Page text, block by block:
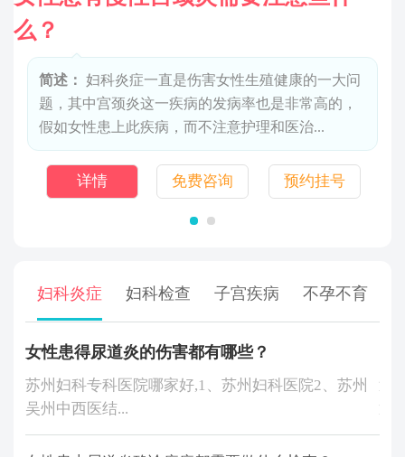
么？
简述： 妇科炎症一直是伤害女性生殖健康的一大问
题，其中宫颈炎这一疾病的发病率也是非常高的，
假如女性患上此疾病，而不注意护理和医治...
详情 免费咨询 预约挂号
妇科炎症 妇科检查 子宫疾病 不孕不育
女性患得尿道炎的伤害都有哪些？
苏州妇科专科医院哪家好,1、苏州妇科医院2、苏州
吴州中西医结...
近
通